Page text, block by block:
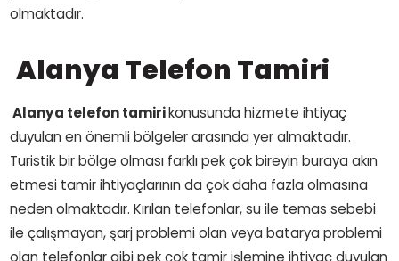
olmaktadır.
Alanya Telefon Tamiri
Alanya telefon tamirikonusunda hizmete ihtiyaç
duyulan en önemli bölgeler arasında yer almaktadır.
Turistik bir bölge olması farklı pek çok bireyin buraya akın
etmesi tamir ihtiyaçlarının da çok daha fazla olmasına
neden olmaktadır. Kırılan telefonlar, su ile temas sebebi
ile çalışmayan, şarj problemi olan veya batarya problemi
olan telefonlar gibi pek çok tamir işlemine ihtiyaç duyulan